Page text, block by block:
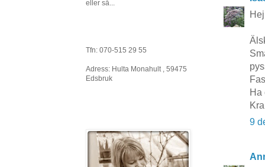
Ha
9
eller så...
Tfn: 070-515 29 55
Adress: Hulta Monahult , 59475
Edsbruk